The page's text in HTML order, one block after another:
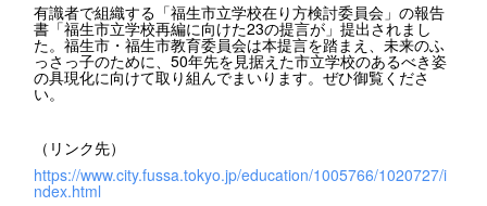
有識者で組織する「福生市立学校在り方検討委員会」の報告
書「福生市立学校再編に向けた23の提言が」提出されまし
た。福生市・福生市教育委員会は本提言を踏まえ、未来のふ
っさっ子のために、50年先を見据えた市立学校のあるべき姿
の具現化に向けて取り組んでまいります。ぜひ御覧くださ
い。
（リンク先）
https://www.city.fussa.tokyo.jp/education/1005766/1020727/i
ndex.html